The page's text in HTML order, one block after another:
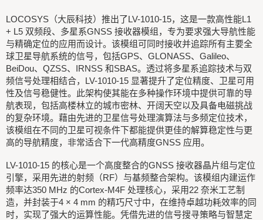
LOCOSYS（大辰科技）推出了LV-1010-15，这是一款高性能L1
+ L5 双频段、多星系GNSS 接收器模组，专为要求强大导航性能
与精确定位的应用而设计。该模组可同时接收并追踪所有主要全
球卫星导航系统的信号，包括GPS、GLONASS、Galileo、
BeiDou、QZSS、IRNSS 和SBAS。透过将多星系追踪技术与双
频信号处理相结合，LV-1010-15 显著提升了定位精度、卫星可用
性及信号稳健性。此架构使其能在多种操作环境中提供可靠的导
航表现，包括高楼林立的城市密林、开阔天空以及具备电磁挑战
的复杂环境。藉由先进的卫星信号处理演算法与多频定位技术，
该模组在不同的卫星可视条件下都能提供更佳的解算稳定性与更
高的导航精度，非常适合下一代高精度GNSS 应用。
LV-1010-15 的核心是一个高度整合的GNSS 接收器晶片组与定位
引擎，采用先进的射频（RF）与基频整合架构。该模组内建运作
频率达350 MHz 的Cortex-M4F 处理核心，采用22 奈米工艺制
造，并封装于4 × 4 mm 的精巧尺寸中，在维持卓越功耗效率的同
时，实现了强大的运算性能。凭借先进的信号搜寻策略与智慧定